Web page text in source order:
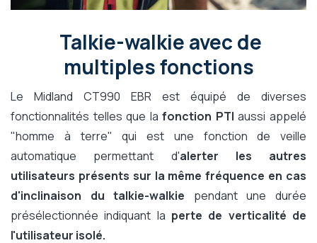
Talkie-walkie avec de
multiples fonctions
Le Midland CT990 EBR est équipé de diverses
fonctionnalités telles que lafonction PTI aussi appelé
"homme à terre" qui est une fonction de veille
automatique permettant d'alerter les autres
utilisateurs présents sur la même fréquence en cas
d'inclinaison du talkie-walkie pendant une durée
présélectionnée indiquant la perte de verticalité de
l'utilisateur isolé.